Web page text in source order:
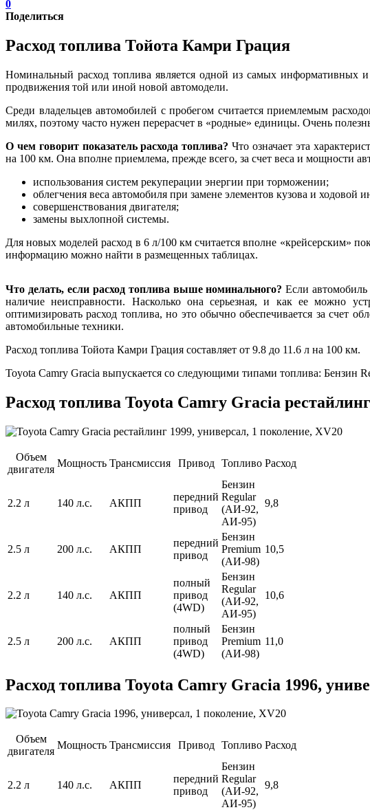
0
Поделиться
Расход топлива Тойота Камри Грация
Номинальный расход топлива является одной из самых информативных
продвижения той или иной новой автомодели.
Среди владельцев автомобилей с пробегом считается приемлемым
милях, поэтому часто нужен перерасчет в «родные» единицы. Очень
О чем говорит показатель расхода топлива? Что означает эта
на 100 км. Она вполне приемлема, прежде всего, за счет веса и мощности
использования систем рекуперации энергии при торможении;
облегчения веса автомобиля при замене элементов кузова и
совершенствования двигателя;
замены выхлопной системы.
Для новых моделей расход в 6 л/100 км считается вполне «крейсерским»
информацию можно найти в размещенных таблицах.
Что делать, если расход топлива выше номинального? Если автомобиль
наличие неисправности. Насколько она серьезная, и как ее можно
оптимизировать расход топлива, но это обычно обеспечивается за счет
автомобильные техники.
Расход топлива Тойота Камри Грация составляет от 9.8 до 11.6 л на 100 км.
Toyota Camry Gracia выпускается со следующими типами топлива:
Расход топлива Toyota Camry Gracia
Объем
двигателя
Мощность Трансмиссия Привод Топливо Расход
2.2 л 140 л.с. АКПП
передний
привод
Бензин
Regular
(АИ-92,
АИ-95)
9,8
2.5 л 200 л.с. АКПП
передний
привод
Бензин
Premium
(АИ-98)
10,5
2.2 л 140 л.с. АКПП
полный
привод
(4WD)
Бензин
Regular
(АИ-92,
АИ-95)
10,6
2.5 л 200 л.с. АКПП
полный
привод
(4WD)
Бензин
Premium
(АИ-98)
11,0
Расход топлива Toyota Camry Gracia 1996,
Объем
двигателя
Мощность Трансмиссия Привод Топливо Расход
2.2 л 140 л.с. АКПП
передний
привод
Бензин
Regular
(АИ-92,
АИ-95)
9,8